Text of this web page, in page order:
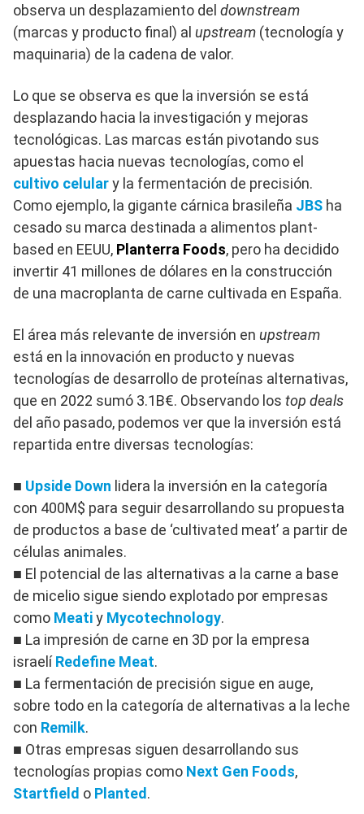
observa un desplazamiento del downstream
(marcas y producto final) al upstream (tecnología y
maquinaria) de la cadena de valor.
Lo que se observa es que la inversión se está
desplazando hacia la investigación y mejoras
tecnológicas. Las marcas están pivotando sus
apuestas hacia nuevas tecnologías, como el
cultivo celulary la fermentación de precisión.
Como ejemplo, la gigante cárnica brasileña JBS ha
cesado su marca destinada a alimentos plant-
based en EEUU, Planterra Foods, pero ha decidido
invertir 41 millones de dólares en la construcción
de una macroplanta de carne cultivada en España.
El área más relevante de inversión en upstream
está en la innovación en producto y nuevas
tecnologías de desarrollo de proteínas alternativas,
que en 2022 sumó 3.1B€. Observando los top deals
del año pasado, podemos ver que la inversión está
repartida entre diversas tecnologías:
■ Upside Down lidera la inversión en la categoría
con 400M$ para seguir desarrollando su propuesta
de productos a base de ‘cultivated meat’ a partir de
células animales.
■ El potencial de las alternativas a la carne a base
de micelio sigue siendo explotado por empresas
como Meatiy Mycotechnology.
■ La impresión de carne en 3D por la empresa
israelíRedefine Meat.
■ La fermentación de precisión sigue en auge,
sobre todo en la categoría de alternativas a la leche
con Remilk.
■ Otras empresas siguen desarrollando sus
tecnologías propias como Next Gen Foods,
Startfield o Planted.